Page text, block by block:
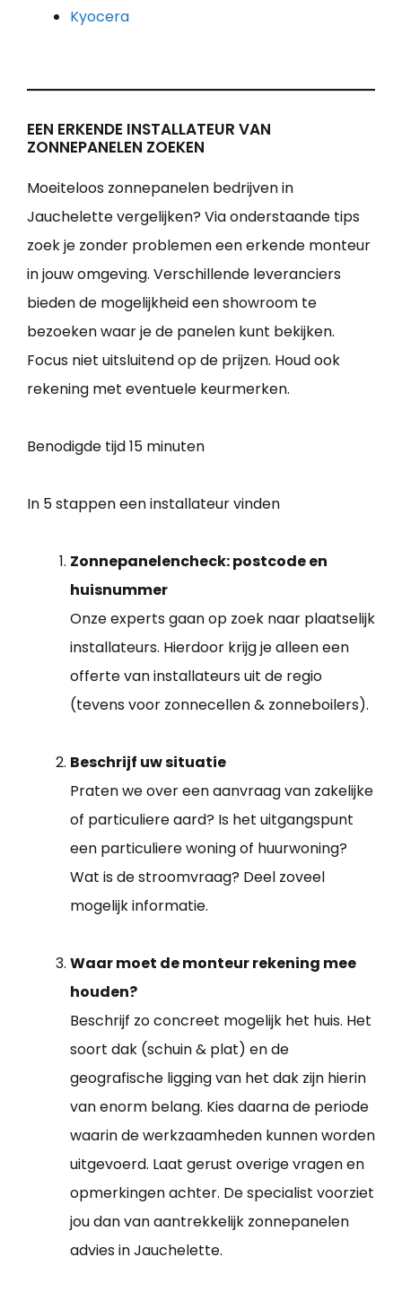
Kyocera
EEN ERKENDE INSTALLATEUR VAN
ZONNEPANELEN ZOEKEN
Moeiteloos zonnepanelen bedrijven in
Jauchelette vergelijken? Via onderstaande tips
zoek je zonder problemen een erkende monteur
in jouw omgeving. Verschillende leveranciers
bieden de mogelijkheid een showroom te
bezoeken waar je de panelen kunt bekijken.
Focus niet uitsluitend op de prijzen. Houd ook
rekening met eventuele keurmerken.
Benodigde tijd15 minuten
In 5 stappen een installateur vinden
Zonnepanelencheck: postcode en
huisnummer
Onze experts gaan op zoek naar plaatselijk
installateurs. Hierdoor krijg je alleen een
offerte van installateurs uit de regio
(tevens voor zonnecellen & zonneboilers).
Beschrijf uw situatie
Praten we over een aanvraag van zakelijke
of particuliere aard? Is het uitgangspunt
een particuliere woning of huurwoning?
Wat is de stroomvraag? Deel zoveel
mogelijk informatie.
Waar moet de monteur rekening mee
houden?
Beschrijf zo concreet mogelijk het huis. Het
soort dak (schuin & plat) en de
geografische ligging van het dak zijn hierin
van enorm belang. Kies daarna de periode
waarin de werkzaamheden kunnen worden
uitgevoerd. Laat gerust overige vragen en
opmerkingen achter. De specialist voorziet
jou dan van aantrekkelijk zonnepanelen
advies in Jauchelette.